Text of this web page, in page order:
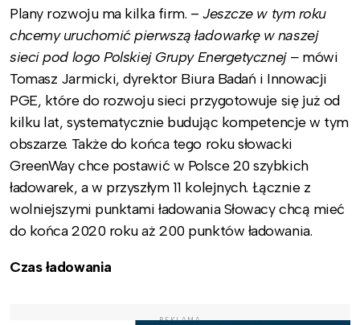
Plany rozwoju ma kilka firm. – Jeszcze w tym roku
chcemy uruchomić pierwszą ładowarkę w naszej
sieci pod logo Polskiej Grupy Energetycznej – mówi
Tomasz Jarmicki, dyrektor Biura Badań i Innowacji
PGE, które do rozwoju sieci przygotowuje się już od
kilku lat, systematycznie budując kompetencje w tym
obszarze. Także do końca tego roku słowacki
GreenWay chce postawić w Polsce 20 szybkich
ładowarek, a w przyszłym 11 kolejnych. Łącznie z
wolniejszymi punktami ładowania Słowacy chcą mieć
do końca 2020 roku aż 200 punktów ładowania.
Czas ładowania
REKLAMA